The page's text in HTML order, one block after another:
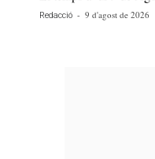
Redacció - 9 d'agost de 2026